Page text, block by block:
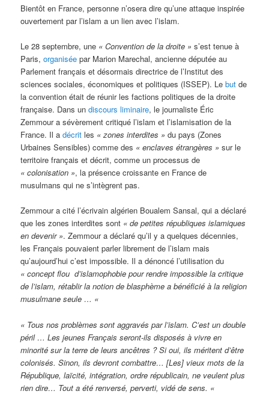
Bientôt en France, personne n’osera dire qu’une attaque inspirée
ouvertement par l’islam a un lien avec l’islam.
Le 28 septembre, une « Convention de la droite » s’est tenue à
Paris,organisée par Marion Marechal, ancienne députée au
Parlement français et désormais directrice de l’Institut des
sciences sociales, économiques et politiques (ISSEP). Lebut de
la convention était de réunir les factions politiques de la droite
française. Dans undiscours liminaire, le journaliste Éric
Zemmour a sévèrement critiqué l’islam et l’islamisation de la
France. Il adécrit les « zones interdites » du pays (Zones
Urbaines Sensibles) comme des « enclaves étrangères » sur le
territoire français et décrit, comme un processus de
« colonisation », la présence croissante en France de
musulmans qui ne s’intègrent pas.
Zemmour a cité l’écrivain algérien Boualem Sansal, qui a déclaré
que les zones interdites sont « de petites républiques islamiques
en devenir ». Zemmour a déclaré qu’il y a quelques décennies,
les Français pouvaient parler librement de l’islam mais
qu’aujourd’hui c’est impossible. Il a dénoncé l’utilisation du
« concept flou d’islamophobie pour rendre impossible la critique
de l’islam, rétablir la notion de blasphème a bénéficié à la religion
musulmane seule … «
« Tous nos problèmes sont aggravés par l’islam. C’est un double
péril … Les jeunes Français seront-ils disposés à vivre en
minorité sur la terre de leurs ancêtres ? Si oui, ils méritent d’être
colonisés. Sinon, ils devront combattre… [Les] vieux mots de la
République, laïcité, intégration, ordre républicain, ne veulent plus
rien dire… Tout a été renversé, perverti, vidé de sens. «